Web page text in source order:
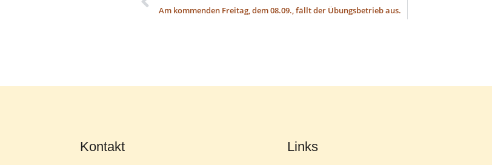
Am kommenden Freitag, dem 08.09., fällt der Übungsbetrieb aus.
Kontakt Links